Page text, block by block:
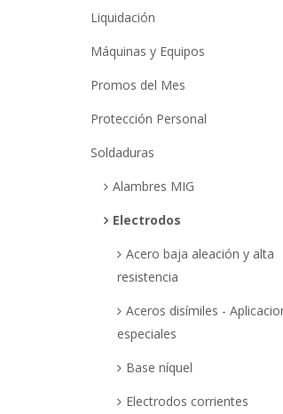
Liquidación
Máquinas y Equipos
Promos del Mes
Protección Personal
Soldaduras
Alambres MIG
Electrodos
Acero baja aleación y alta
resistencia
Aceros disímiles -
especiales
Base níquel
Electrodos corrientes